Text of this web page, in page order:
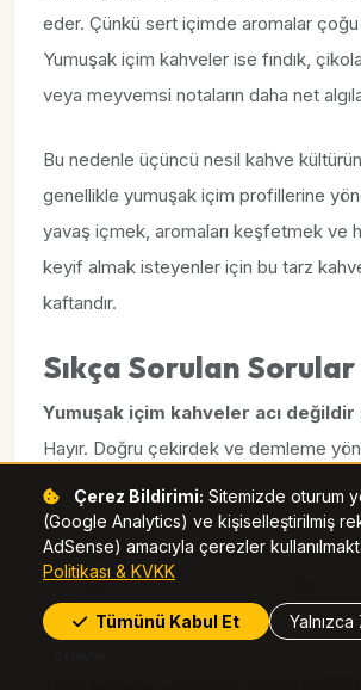
eder. Çünkü sert içimde aromalar çoğu
Yumuşak içim kahveler ise fındık,
veya meyvemsi notaların daha net
Bu nedenle üçüncü nesil kahve
genellikle yumuşak içim profillerine
yavaş içmek, aromaları keşfetmek ve
keyif almak isteyenler için bu tarz
kaftandır.
Sıkça Sorulan Sorular
Yumuşak içim kahveler acı değildir
Hayır. Doğru çekirdek ve demleme
hazırlanan yumuşak içim kahveler acı
Yumuşak içim kahveler daha az
Genellikle evet. Arabica çekirdekleri
içerdiği için yumuşak içim daha
Çerez Bildirimi: Sitemizde oturum
(Google Analytics) ve kişiselleştirilmiş
AdSense) amacıyla çerezler
Politikası & KVKK
Tümünü Kabul Et